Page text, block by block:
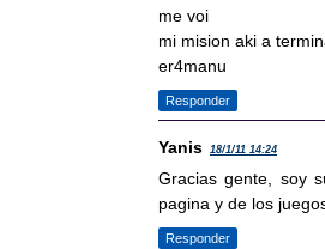
me voi
mi mision aki a
er4manu
Responder
Yanis 18/1/11 14:24
Gracias gente, soy
pagina y de los
Responder